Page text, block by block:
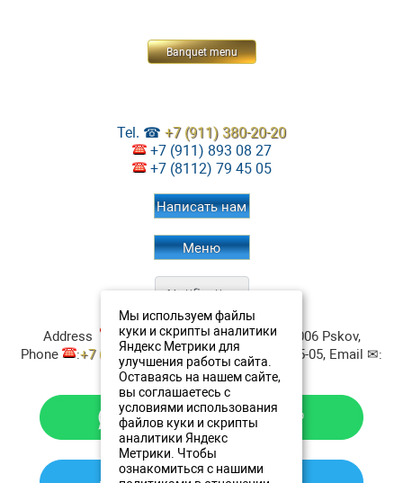
Banquet menu
Tel. ☎ +7 (911) 380-20-20
+7 (911) 893 08 27
+7 (8112) 79 45 05
Написать нам
Меню
Restaurant AristokratContacts:
Address
ul. Verhnee-Beregovaya, 4 180006 Pskov,
Phone
:+7 (911) 380-20-20, Fax:+7 8112 79-45-05, Email ✉:
resto@oldestatehotel.com
Мы используем файлы
куки и скрипты аналитики
Яндекс Метрики для
улучшения работы сайта.
Оставаясь на нашем сайте,
вы соглашаетесь с
условиями использования
файлов куки и скрипты
аналитики Яндекс
Метрики. Чтобы
ознакомиться с нашими